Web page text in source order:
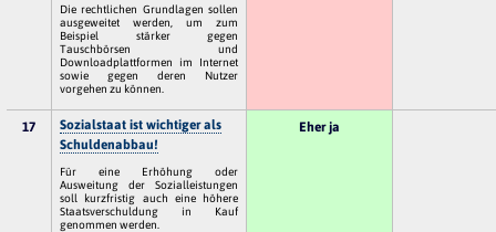
Die rechtlichen Grundlagen sollen
ausgeweitet werden, um zum
Beispiel stärker gegen
Tauschbörsen und
Downloadplattformen im Internet
sowie gegen deren Nutzer
vorgehen zu können.
17
Sozialstaat ist wichtiger als
Schuldenabbau!
Für eine Erhöhung oder
Ausweitung der Sozialleistungen
soll kurzfristig auch eine höhere
Staatsverschuldung in Kauf
genommen werden.
Eher ja